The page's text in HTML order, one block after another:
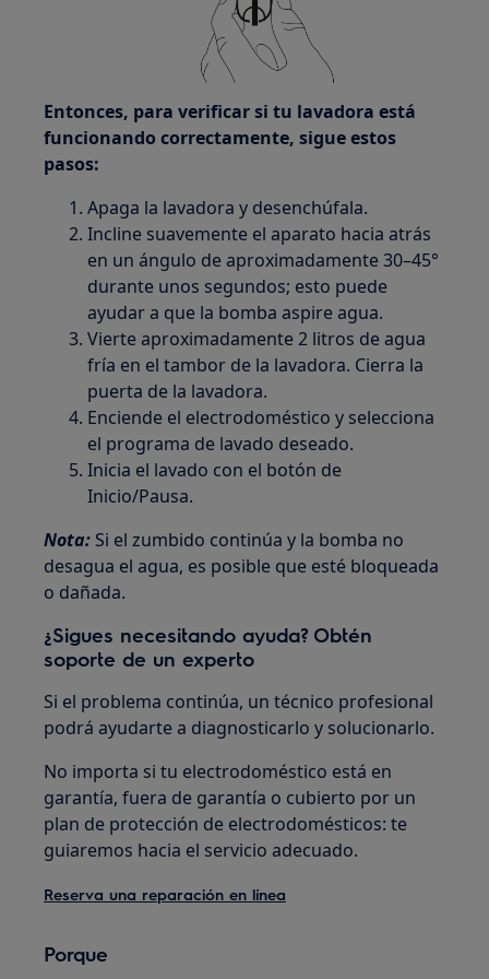
Entonces, para verificar si tu lavadora está
funcionando correctamente, sigue estos
pasos:
Apaga la lavadora y desenchúfala.
Incline suavemente el aparato hacia atrás
en un ángulo de aproximadamente 30–45°
durante unos segundos; esto puede
ayudar a que la bomba aspire agua.
Vierte aproximadamente 2 litros de agua
fría en el tambor de la lavadora. Cierra la
puerta de la lavadora.
Enciende el electrodoméstico y selecciona
el programa de lavado deseado.
Inicia el lavado con el botón de
Inicio/Pausa.
Nota: Si el zumbido continúa y la bomba no
desagua el agua, es posible que esté bloqueada
o dañada.
¿Sigues necesitando ayuda? Obtén
soporte de un experto
Si el problema continúa, un técnico profesional
podrá ayudarte a diagnosticarlo y solucionarlo.
No importa si tu electrodoméstico está en
garantía, fuera de garantía o cubierto por un
plan de protección de electrodomésticos: te
guiaremos hacia el servicio adecuado.
Reserva una reparación en línea
Porque